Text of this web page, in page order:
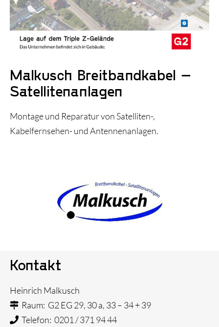
Triple Z-Blog
Über uns
Malkusch Breitbandkabel –
Satellitenanlagen
Montage und Reparatur von Satelliten-,
Kabelfernsehen- und Antennenanlagen.
Kontakt
Heinrich Malkusch
Raum: G2 EG 29, 30 a, 33 – 34 + 39
Telefon: 0201 / 371 94 44